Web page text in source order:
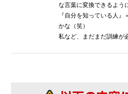
な言葉に変換できるよう
『自分を知っている人』
かな（笑）
私など、まだまだ訓練が